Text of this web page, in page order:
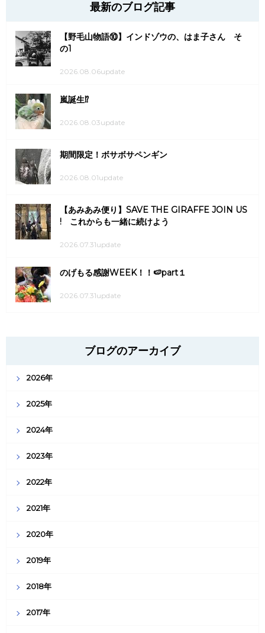
最新のブログ記事
【野毛山物語⑩】インドゾウの、はま子さん そ
の1
2026.08.06update
嵐誕生⁉
2026.08.03update
期間限定！ボサボサペンギン
2026.08.01update
【あみあみ便り】SAVE THE GIRAFFE JOIN US
! これからも一緒に続けよう
2026.07.31update
のげもる感謝WEEK！！🍉part１
2026.07.31update
ブログのアーカイブ
2026年
2025年
2024年
2023年
2022年
2021年
2020年
2019年
2018年
2017年